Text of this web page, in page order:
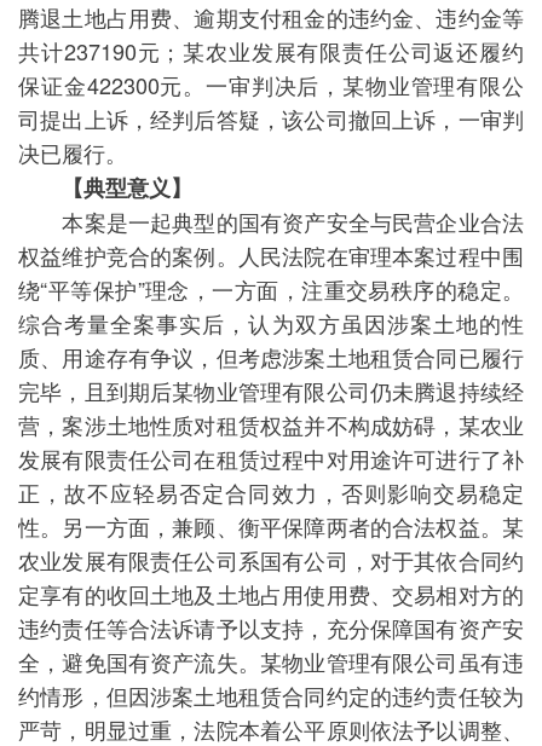
腾退土地占用费、逾期支付租金的违约金、违约金等
共计237190元；某农业发展有限责任公司返还履约
保证金422300元。一审判决后，某物业管理有限公
司提出上诉，经判后答疑，该公司撤回上诉，一审判
决已履行。
【典型意义】
本案是一起典型的国有资产安全与民营企业合法
权益维护竞合的案例。人民法院在审理本案过程中围
绕“平等保护”理念，一方面，注重交易秩序的稳定。
综合考量全案事实后，认为双方虽因涉案土地的性
质、用途存有争议，但考虑涉案土地租赁合同已履行
完毕，且到期后某物业管理有限公司仍未腾退持续经
营，案涉土地性质对租赁权益并不构成妨碍，某农业
发展有限责任公司在租赁过程中对用途许可进行了补
正，故不应轻易否定合同效力，否则影响交易稳定
性。另一方面，兼顾、衡平保障两者的合法权益。某
农业发展有限责任公司系国有公司，对于其依合同约
定享有的收回土地及土地占用使用费、交易相对方的
违约责任等合法诉请予以支持，充分保障国有资产安
全，避免国有资产流失。某物业管理有限公司虽有违
约情形，但因涉案土地租赁合同约定的违约责任较为
严苛，明显过重，法院本着公平原则依法予以调整、